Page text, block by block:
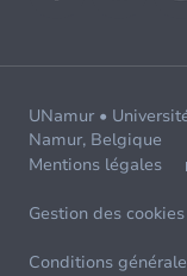
UNamur •
Namur, Belgique
Mentions légales
Gestion des cookies
Conditions